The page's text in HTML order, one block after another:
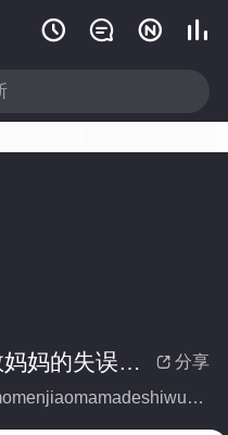
   
 分享
摩门教妈妈的失误：鲁比·弗兰克的故事
别名：momenjiaomamadeshiwulubifulankedegushi